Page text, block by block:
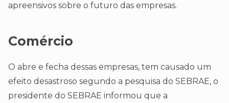
apreensivos sobre o futuro das empresas.
Comércio
O abre e fecha dessas empresas, tem causado um
efeito desastroso segundo a pesquisa do SEBRAE, o
presidente do SEBRAE informou que a